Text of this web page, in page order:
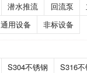
潜水推流 回流泵
通用设备 非标设备
S304不锈钢 S316不